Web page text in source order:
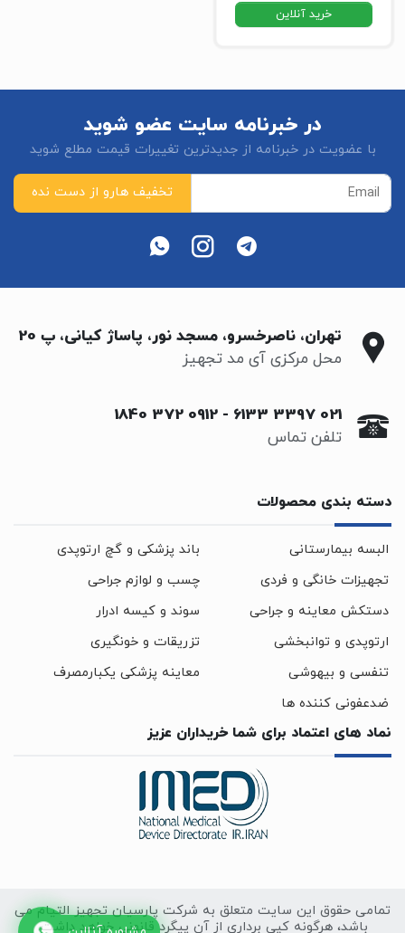
خرید آنلاین
در خبرنامه سایت عضو شوید
با عضویت در خبرنامه از جدیدترین تغییرات قیمت مطلع شوید
تهران، ناصرخسرو، مسجد نور، پاساژ کیانی، پ 20
محل مرکزی آی مد تجهیز
021 3397 6133
-
0912 372 1840
تلفن تماس
دسته بندی محصولات
البسه بیمارستانی
باند پزشکی و گچ ارتوپدی
تجهیزات خانگی و فردی
چسب و لوازم جراحی
دستکش معاینه و جراحی
سوند و کیسه ادرار
ارتوپدی و توانبخشی
تزریقات و خونگیری
تنفسی و بیهوشی
معاینه پزشکی یکبارمصرف
ضدعفونی کننده ها
نماد های اعتماد برای شما خریداران عزیز
تمامی حقوق این سایت متعلق به شرکت پارسیان تجهیز التیام می
باشد، هرگونه کپی برداری از آن پیگرد قانونی خواهد داشت.